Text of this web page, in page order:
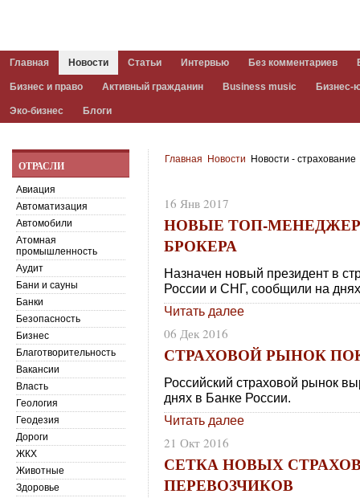
Главная Новости Статьи Интервью Без комментариев
Бизнес и право Активный гражданин Business music Бизнес-
Эко-бизнес Блоги
Главная Новости Новости - страхование
16 Янв 2017
НОВЫЕ ТОП-
БРОКЕРА
Назначен новый президент в
России и СНГ, сообщили на
Читать далее
06 Дек 2016
СТРАХОВОЙ РЫНОК
Российский страховой рынок
днях в Банке России.
Читать далее
21 Окт 2016
СЕТКА НОВЫХ
ПЕРЕВОЗЧИКОВ
ОТРАСЛИ
Авиация
Автоматизация
Автомобили
Атомная
промышленность
Аудит
Бани и сауны
Банки
Безопасность
Бизнес
Благотворительность
Вакансии
Власть
Геология
Геодезия
Дороги
ЖКХ
Животные
Здоровье